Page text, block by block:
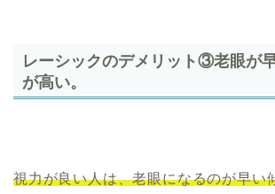
レーシックのデメリット③老眼が
が高い。
視力が良い人は、老眼になるのが早い